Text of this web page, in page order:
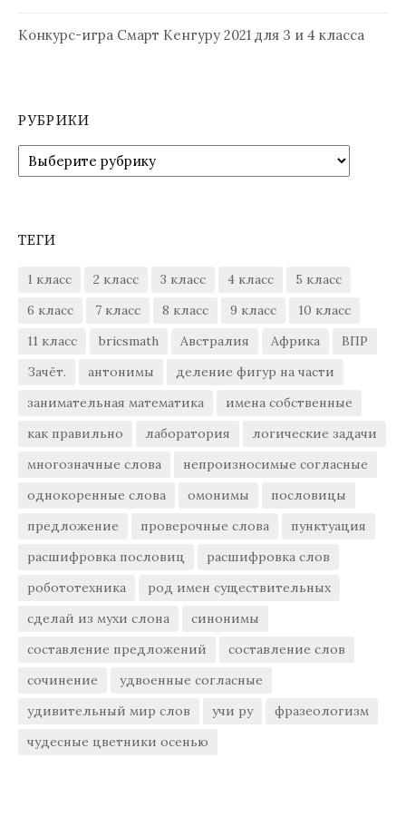
Конкурс-игра Смарт Кенгуру 2021 для 3 и 4 класса
РУБРИКИ
Рубрики
ТЕГИ
1 класс 2 класс 3 класс 4 класс
5 класс
6 класс
7 класс 8 класс 9 класс
10 класс
11 класс
bricsmath Австралия Африка
ВПР
Зачёт.
антонимы
деление фигур на части
занимательная математика
имена собственные
как правильно
лаборатория
логические задачи
многозначные слова
непроизносимые согласные
однокоренные слова
омонимы
пословицы
предложение
проверочные слова
пунктуация
расшифровка пословиц
расшифровка слов
робототехника
род имен существительных
сделай из мухи слона
синонимы
составление предложений
составление слов
сочинение
удвоенные согласные
удивительный мир слов
учи ру
фразеологизм
чудесные цветники осенью